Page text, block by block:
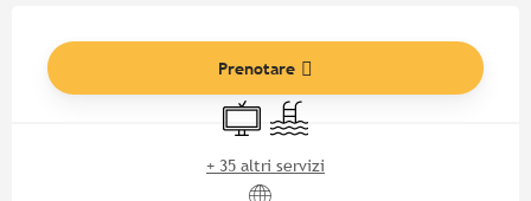
Prenotare
Televisione
Piscina
+ 35 altri servizi